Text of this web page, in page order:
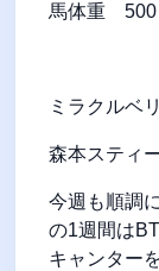
馬体重 500
ミラクルベ
森本スティ
今週も順調
の1週間は
キャンター